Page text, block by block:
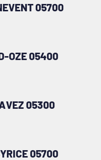
05700
OZE 05400
05300
05700